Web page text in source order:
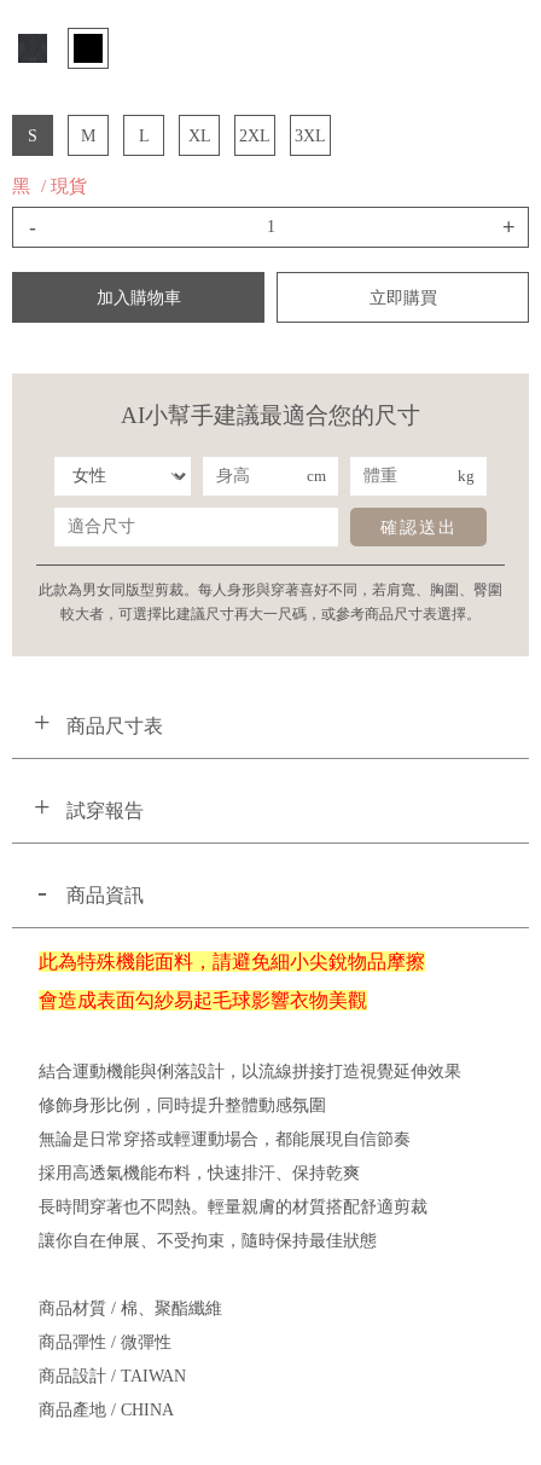
S M L XL 2XL 3XL
黑 / 現貨
- +
加入購物車 立即購買
AI小幫手建議最適合您的尺寸
cm kg
確認送出
此款為男女同版型剪裁。每人身形與穿著喜好不同，若肩寬、胸圍、臀圍
較大者，可選擇比建議尺寸再大一尺碼，或參考商品尺寸表選擇。
商品尺寸表
試穿報告
商品資訊
此為特殊機能面料，請避免細小尖銳物品摩擦
會造成表面勾紗易起毛球影響衣物美觀
結合運動機能與俐落設計，以流線拼接打造視覺延伸效果
修飾身形比例，同時提升整體動感氛圍
無論是日常穿搭或輕運動場合，都能展現自信節奏
採用高透氣機能布料，快速排汗、保持乾爽
長時間穿著也不悶熱。輕量親膚的材質搭配舒適剪裁
讓你自在伸展、不受拘束，隨時保持最佳狀態
商品材質 / 棉、聚酯纖維
商品彈性 / 微彈性
商品設計 / TAIWAN
商品產地 / CHINA